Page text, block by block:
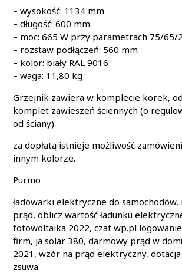
– wysokość: 1134 mm
– długość: 600 mm
– moc: 665 W przy parametrach 75/65/
– rozstaw podłączeń: 560 mm
– kolor: biały RAL 9016
– waga: 11,80 kg
Grzejnik zawiera w komplecie korek,
komplet zawieszeń ściennych (o
od ściany).
za dopłatą istnieje możliwość
innym kolorze.
Purmo
ładowarki elektryczne do
prąd, oblicz wartość ładunku
fotowoltaika 2022, czat wp.pl
firm, ja solar 380, darmowy prąd w
2021, wzór na prąd elektryczny,
zsuwa